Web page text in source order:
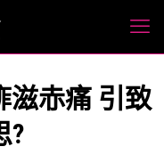
滋赤痛 引致
?